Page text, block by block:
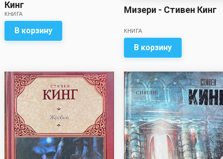
Кинг
КНИГА
В корзину
Мизери - Стивен Кинг
КНИГА
В корзину